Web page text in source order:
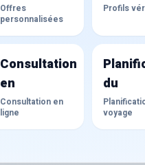
Offres
personnalisées
Profils
Consultation
en
Consultation en
ligne
du
voyage